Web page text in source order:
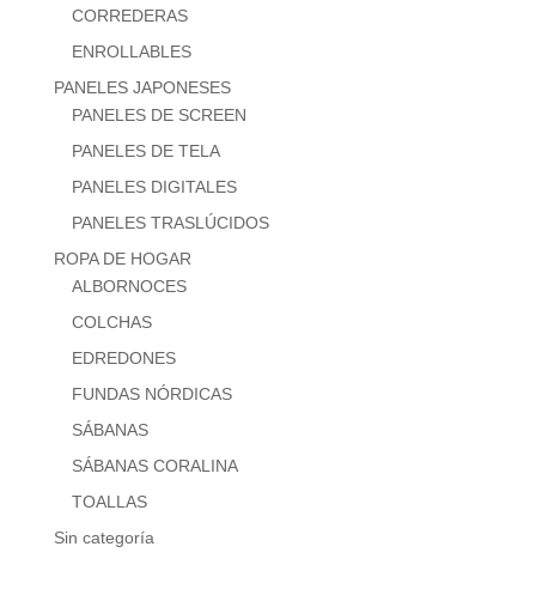
CORREDERAS
ENROLLABLES
PANELES JAPONESES
PANELES DE SCREEN
PANELES DE TELA
PANELES DIGITALES
PANELES TRASLÚCIDOS
ROPA DE HOGAR
ALBORNOCES
COLCHAS
EDREDONES
FUNDAS NÓRDICAS
SÁBANAS
SÁBANAS CORALINA
TOALLAS
Sin categoría